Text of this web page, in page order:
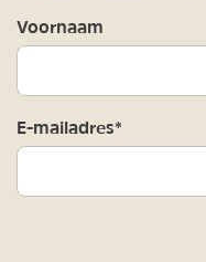
Voornaam
E-mailadres*